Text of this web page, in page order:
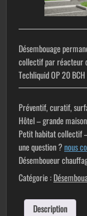
Désembouage
collectifpar réacteur
Techliquid OP 20 BCH
Préventif, curatif,
Hôtel – grande
Petit habitat collectif
une question ?nous
Désemboueur
Catégorie :
Description